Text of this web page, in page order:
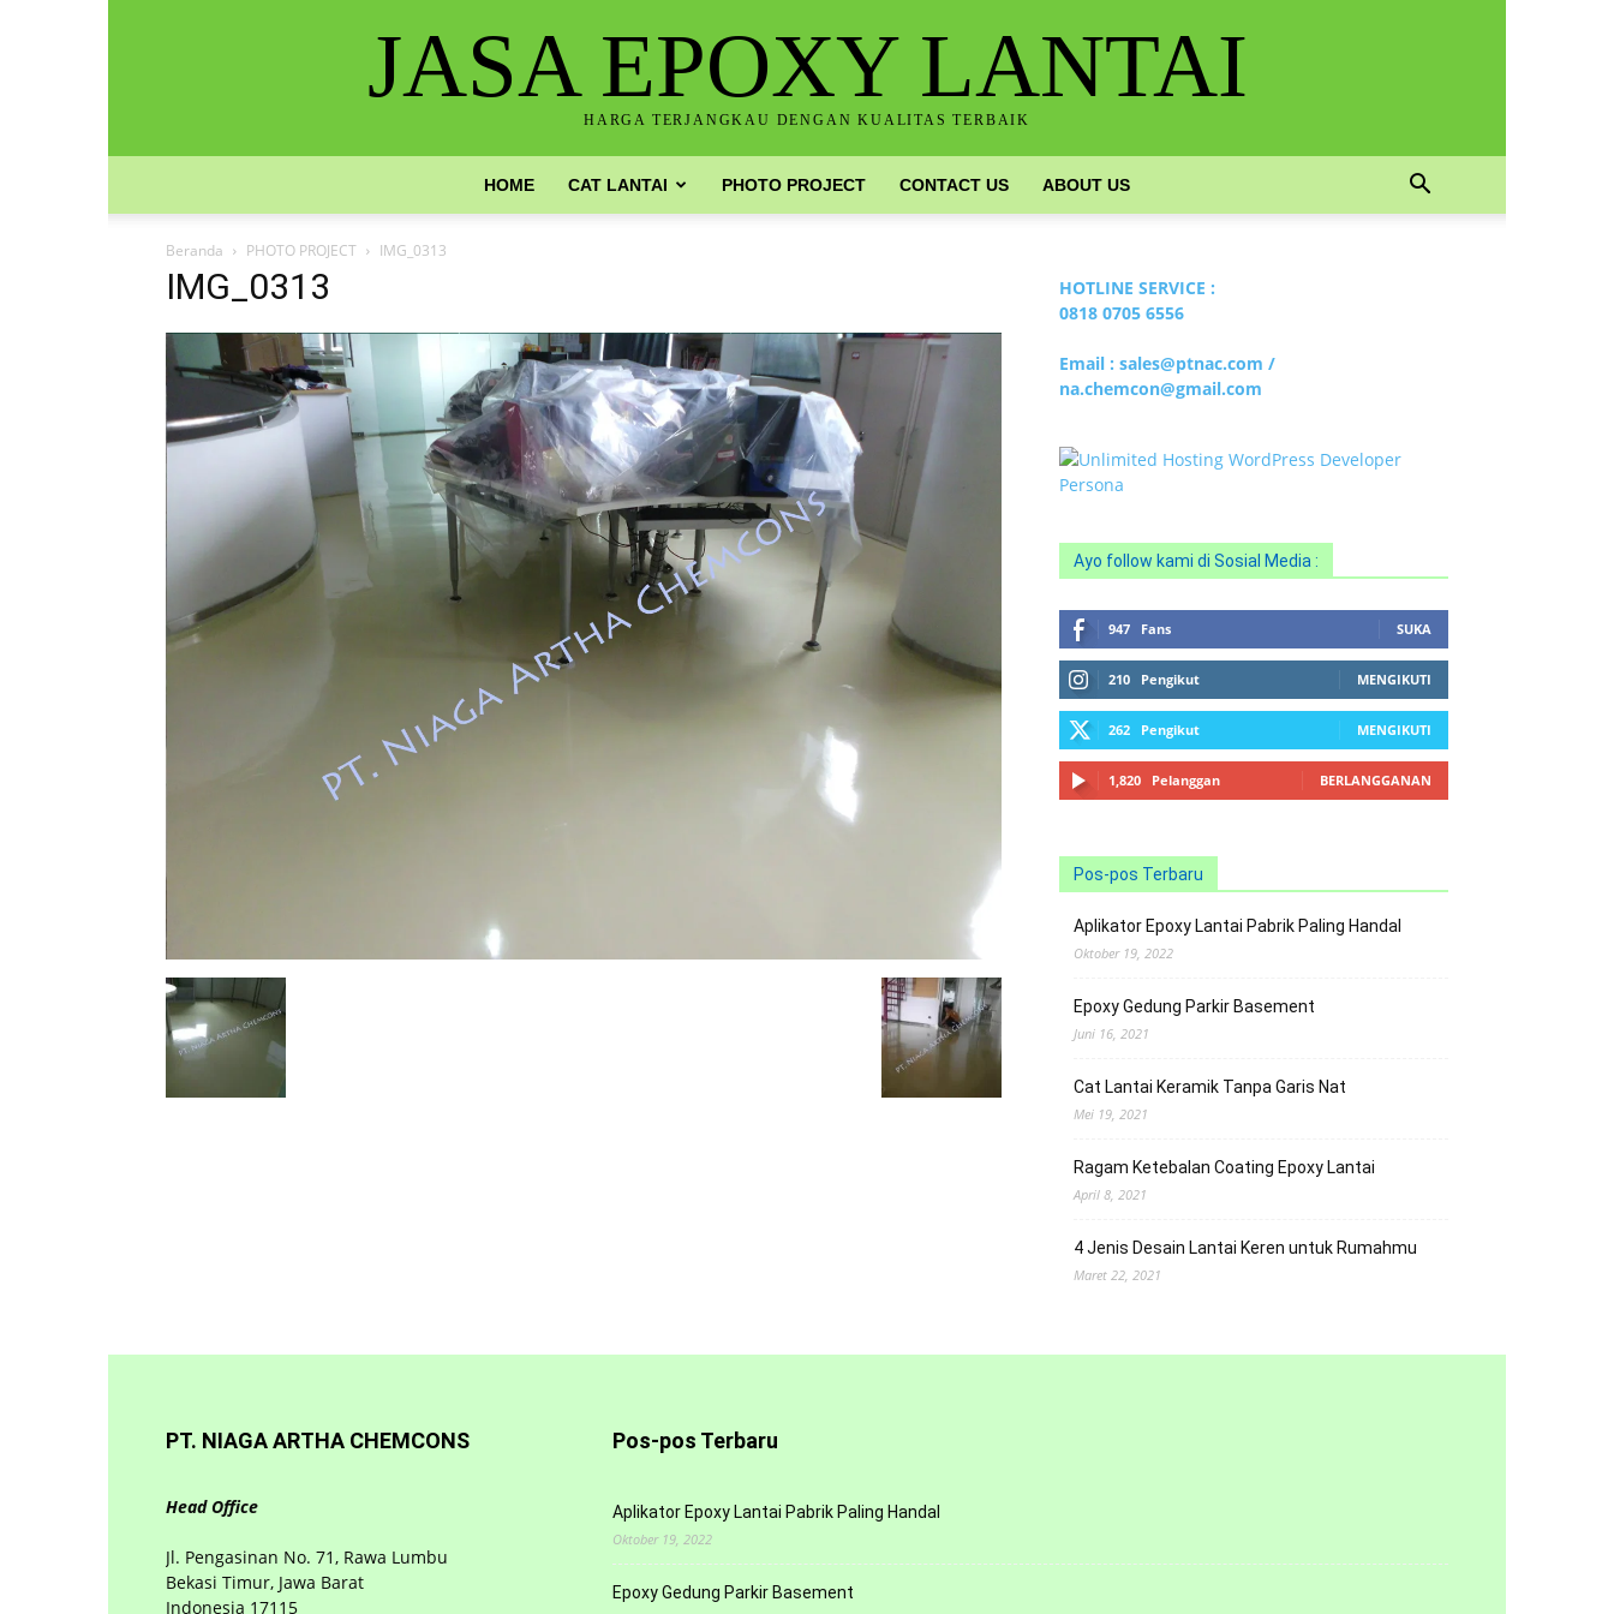
JASA EPOXY LANTAI
HARGA TERJANGKAU DENGAN KUALITAS TERBAIK
HOME CAT LANTAI PHOTO PROJECT CONTACT US ABOUT US
Beranda PHOTO PROJECT IMG_0313
IMG_0313
HOTLINE SERVICE :
0818 0705 6556
Email : sales@ptnac.com /
na.chemcon@gmail.com
Ayo follow kami di Sosial Media :
947 Fans SUKA
210 Pengikut MENGIKUTI
262 Pengikut MENGIKUTI
1,820 Pelanggan BERLANGGANAN
Pos-pos Terbaru
Aplikator Epoxy Lantai Pabrik Paling Handal
Oktober 19, 2022
Epoxy Gedung Parkir Basement
Juni 16, 2021
Cat Lantai Keramik Tanpa Garis Nat
Mei 19, 2021
Ragam Ketebalan Coating Epoxy Lantai
April 8, 2021
4 Jenis Desain Lantai Keren untuk Rumahmu
Maret 22, 2021
PT. NIAGA ARTHA CHEMCONS
Head Office
Jl. Pengasinan No. 71, Rawa Lumbu
Bekasi Timur, Jawa Barat
Indonesia 17115
Pos-pos Terbaru
Aplikator Epoxy Lantai Pabrik Paling Handal
Oktober 19, 2022
Epoxy Gedung Parkir Basement